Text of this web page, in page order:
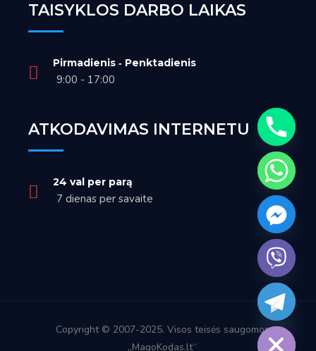
TAISYKLOS DARBO LAIKAS
Pirmadienis ‑ Penktadienis
9:00 - 17:00
ATKODAVIMAS INTERNETU
24 val per parą
7 dienas per savaite
Copyright © 2007-2025. Visos teisės saugomos
„MagoKodas.lt“
Hide chaty